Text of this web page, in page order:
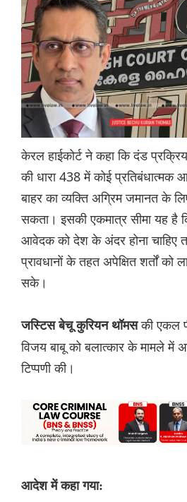
केरल हाईकोर्ट ने कहा कि दंड
की धारा 438 में कोई प्रतिबंधात्मक
बाहर का व्यक्ति अग्रिम जमानत के
सकता। इसकी एकमात्र सीमा यह है
आवेदक को देश के अंदर होना चाहिए
प्रावधानों के तहत अपेक्षित शर्तों
सके।
जस्टिस बेचू कुरियन थॉमसकी एकल
विजय बाबू को बलात्कार के मामले में
टिप्पणी की।
आदेश में कहा गया: